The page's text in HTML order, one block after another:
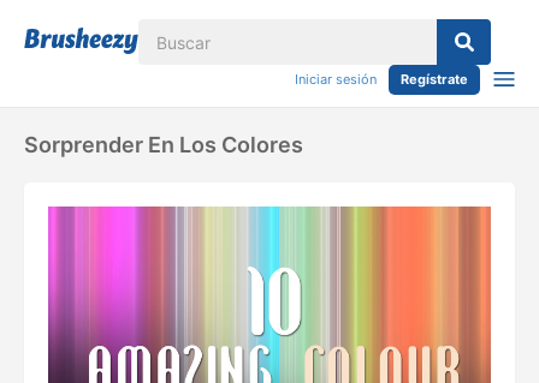
Iniciar sesión Regístrate
Sorprender En Los Colores